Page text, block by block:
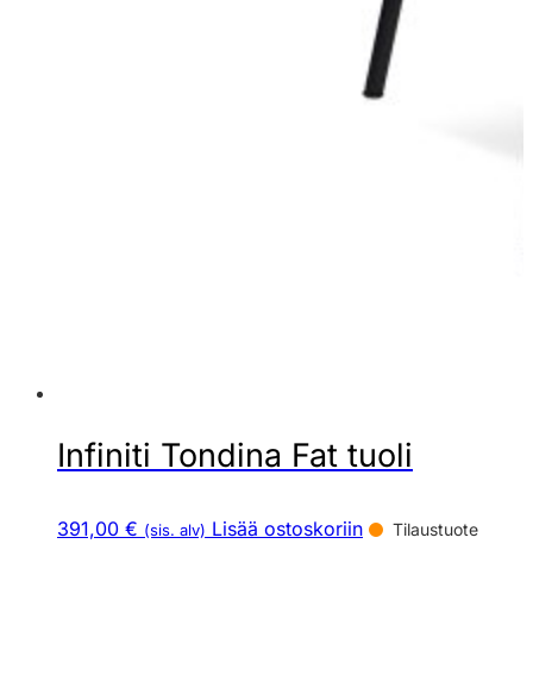
Infiniti Tondina Fat tuoli
391,00 € (sis. alv) Lisää ostoskoriin Tilaustuote